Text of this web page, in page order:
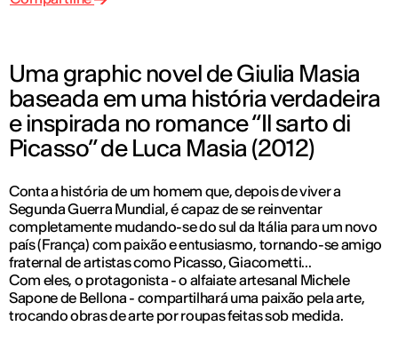
Uma graphic novel de Giulia Masia
baseada em uma história verdadeira
e inspirada no romance “Il sarto di
Picasso” de Luca Masia (2012)
Conta a história de um homem que, depois de viver a
Segunda Guerra Mundial, é capaz de se reinventar
completamente mudando-se do sul da Itália para um novo
país (França) com paixão e entusiasmo, tornando-se amigo
fraternal de artistas como Picasso, Giacometti...
Com eles, o protagonista - o alfaiate artesanal Michele
Sapone de Bellona - compartilhará uma paixão pela arte,
trocando obras de arte por roupas feitas sob medida.